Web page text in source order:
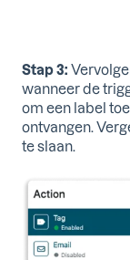
Stap 3:
wanneer de
om een label
ontvangen.
te slaan.